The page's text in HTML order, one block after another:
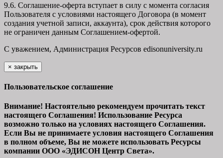
9.6. Соглашение-оферта вступает в силу с момента согласия
Пользователя с условиями настоящего Договора (в момент
создания учетной записи, аккаунта), срок действия которого
не ограничен данным Соглашением-офертой.
С уважением, Администрация Ресурсов edisonuniversity.ru
× закрыть
Пользовательское соглашение
Внимание! Настоятельно рекомендуем прочитать текст
настоящего Соглашения! Использование Ресурса
возможно только на условиях настоящего Соглашения.
Если Вы не принимаете условия настоящего Соглашения
в полном объеме, Вы не можете использовать Ресурсы
компании ООО «ЭДИСОН Центр Света».